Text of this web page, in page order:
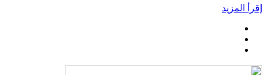
إقرأ المزيد